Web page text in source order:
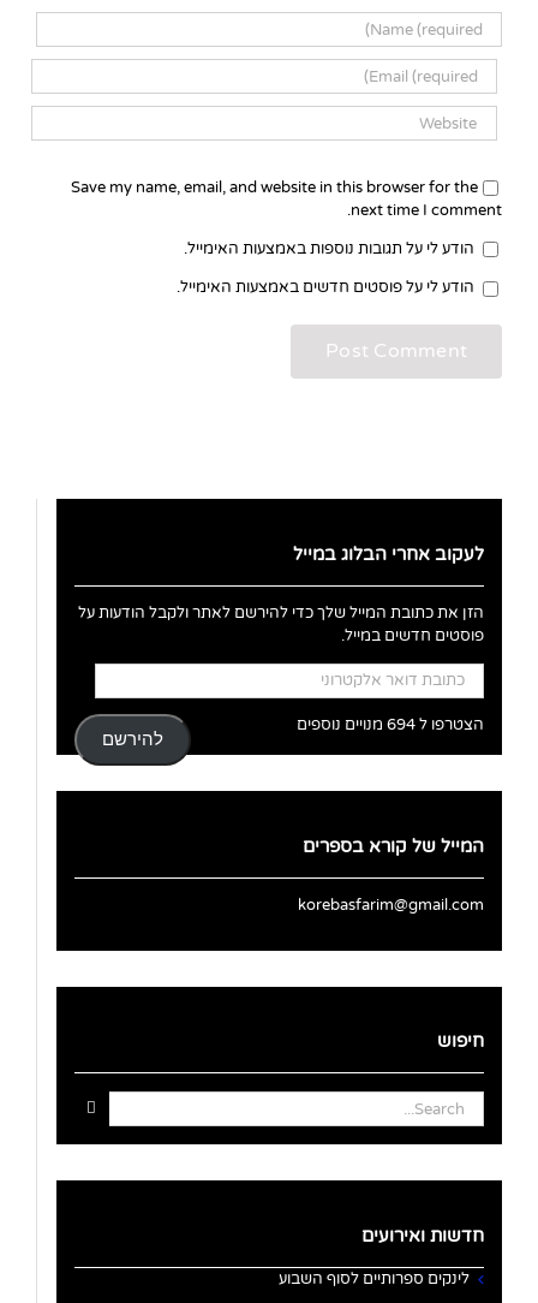
Save my name, email, and website in this browser for the
next time I comment.
הודע לי על תגובות נוספות באמצעות האימייל.
הודע לי על פוסטים חדשים באמצעות האימייל.
לעקוב אחרי הבלוג במייל
הזן את כתובת המייל שלך כדי להירשם לאתר ולקבל הודעות על
פוסטים חדשים במייל.
כתובת
דואר
אלקטרוני
להירשם
הצטרפו ל 694 מנויים נוספים
המייל של קורא בספרים
korebasfarim@gmail.com
חיפוש
Search
for:
חדשות ואירועים
לינקים ספרותיים לסוף השבוע